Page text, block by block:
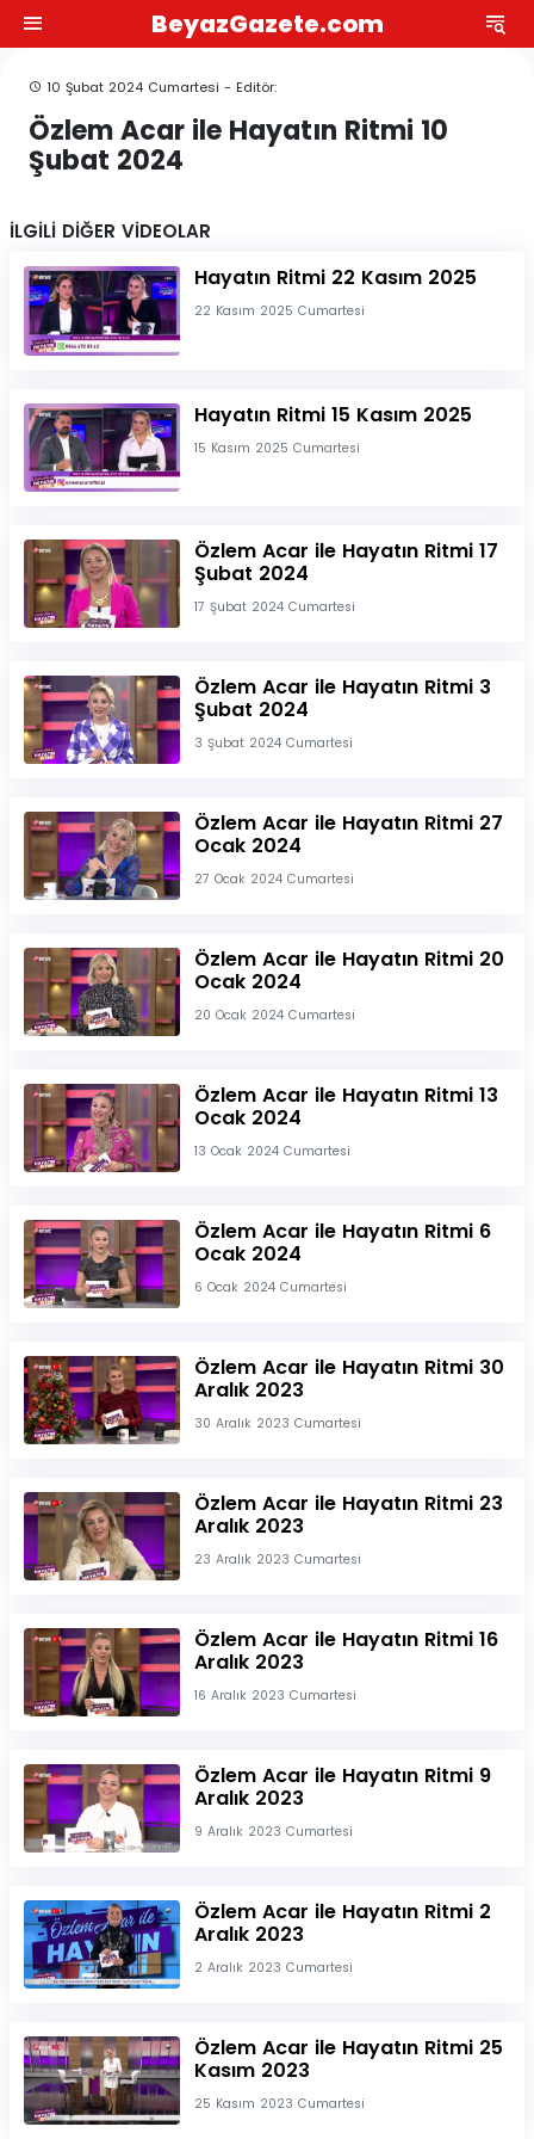
BeyazGazete.com
10 Şubat 2024 Cumartesi - Editör:
Özlem Acar ile Hayatın Ritmi 10
Şubat 2024
İLGİLİ DİĞER VİDEOLAR
Hayatın Ritmi 22 Kasım 2025
22 Kasım 2025 Cumartesi
Hayatın Ritmi 15 Kasım 2025
15 Kasım 2025 Cumartesi
Özlem Acar ile Hayatın Ritmi 17
Şubat 2024
17 Şubat 2024 Cumartesi
Özlem Acar ile Hayatın Ritmi 3
Şubat 2024
3 Şubat 2024 Cumartesi
Özlem Acar ile Hayatın Ritmi 27
Ocak 2024
27 Ocak 2024 Cumartesi
Özlem Acar ile Hayatın Ritmi 20
Ocak 2024
20 Ocak 2024 Cumartesi
Özlem Acar ile Hayatın Ritmi 13
Ocak 2024
13 Ocak 2024 Cumartesi
Özlem Acar ile Hayatın Ritmi 6
Ocak 2024
6 Ocak 2024 Cumartesi
Özlem Acar ile Hayatın Ritmi 30
Aralık 2023
30 Aralık 2023 Cumartesi
Özlem Acar ile Hayatın Ritmi 23
Aralık 2023
23 Aralık 2023 Cumartesi
Özlem Acar ile Hayatın Ritmi 16
Aralık 2023
16 Aralık 2023 Cumartesi
Özlem Acar ile Hayatın Ritmi 9
Aralık 2023
9 Aralık 2023 Cumartesi
Özlem Acar ile Hayatın Ritmi 2
Aralık 2023
2 Aralık 2023 Cumartesi
Özlem Acar ile Hayatın Ritmi 25
Kasım 2023
25 Kasım 2023 Cumartesi